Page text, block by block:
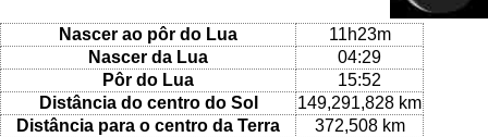
Nascer ao pôr do Lua
11h23m
Nascer da Lua
04:29
Pôr do Lua
15:52
Distância do centro do Sol
149,291,828 km
Distância para o centro da Terra
372,508 km